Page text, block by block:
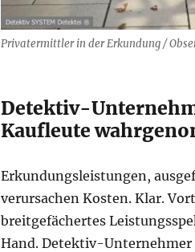
Privatermittler in der Erkundung /
Detektiv-
Kaufleute
Erkundungsleistungen,
verursachen Kosten. Klar.
breitgefächertes
Hand. Detektiv-Unternehmer